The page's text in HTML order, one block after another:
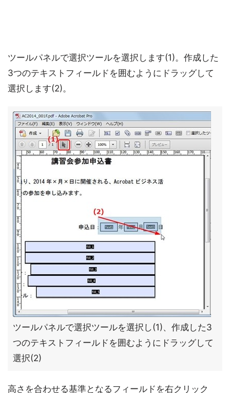
ツールパネルで選択ツールを選択します(1)。作成した
3つのテキストフィールドを囲むようにドラッグして
選択します(2)。
ツールパネルで選択ツールを選択し(1)、作成した3
つのテキストフィールドを囲むようにドラッグして
選択(2)
高さを合わせる基準となるフィールドを右クリック